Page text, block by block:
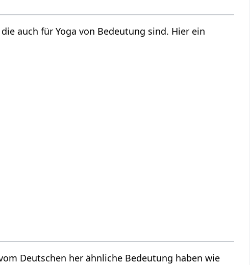
auch für Yoga von Bedeutung sind. Hier ein
Deutschen her ähnliche Bedeutung haben wie